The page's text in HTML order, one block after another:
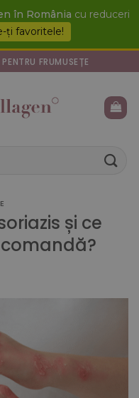
în România cu reduceri
ți favoritele!
FRUMUSEȚE
și ce